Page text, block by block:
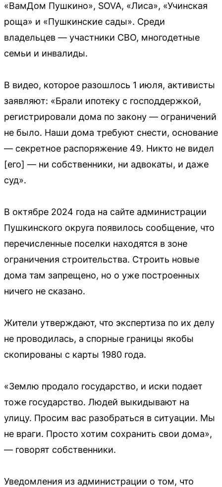
«ВамДом Пушкино», SOVA, «Лиса», «Учинская
роща» и «Пушкинские сады». Среди
владельцев — участники СВО, многодетные
семьи и инвалиды.
В видео, которое разошлось 1 июля, активисты
заявляют: «Брали ипотеку с господдержкой,
регистрировали дома по закону — ограничений
не было. Наши дома требуют снести, основание
— секретное распоряжение 49. Никто не видел
[его] — ни собственники, ни адвокаты, и даже
суд».
В октябре 2024 года на сайте администрации
Пушкинского округа появилось сообщение, что
перечисленные поселки находятся в зоне
ограничения строительства. Строить новые
дома там запрещено, но о уже построенных
ничего не сказано.
Жители утверждают, что экспертиза по их делу
не проводилась, а спорные границы якобы
скопированы с карты 1980 года.
«Землю продало государство, и иски подает
тоже государство. Людей выкидывают на
улицу. Просим вас разобраться в ситуации. Мы
не враги. Просто хотим сохранить свои дома»,
— говорят собственники.
Уведомления из администрации о том, что